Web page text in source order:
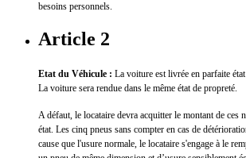
besoins personnels.
Article 2
Etat du Véhicule : La voiture est livrée en parfaite
La voiture sera rendue dans le même état de propreté.
A défaut, le locataire devra acquitter le montant de ces
état. Les cinq pneus sans compter en cas de
cause que l'usure normale, le locataire s'engage à le